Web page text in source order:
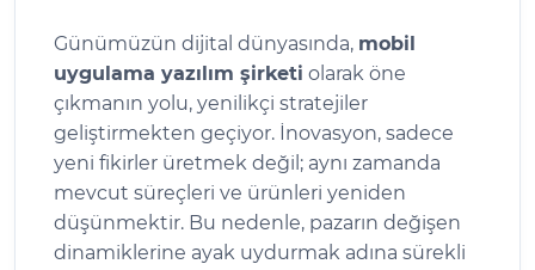
Günümüzün dijital dünyasında, mobil
uygulama yazılım şirketi olarak öne
çıkmanın yolu, yenilikçi stratejiler
geliştirmekten geçiyor. İnovasyon, sadece
yeni fikirler üretmek değil; aynı zamanda
mevcut süreçleri ve ürünleri yeniden
düşünmektir. Bu nedenle, pazarın değişen
dinamiklerine ayak uydurmak adına sürekli